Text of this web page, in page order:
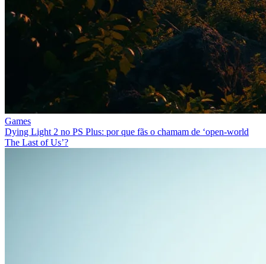
Games
Dying Light 2 no PS Plus: por que fãs o chamam de ‘open-world
The Last of Us’?